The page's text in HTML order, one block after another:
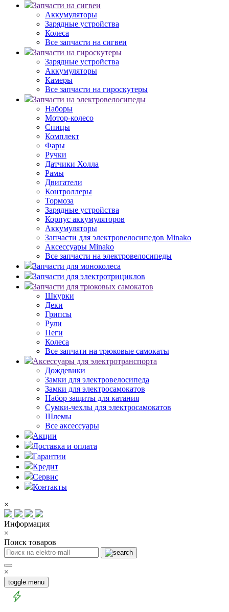
Запчасти на сигвеи
Аккумуляторы
Зарядные устройства
Колеса
Все запчасти на сигвеи
Запчасти на гироскутеры
Зарядные устройства
Аккумуляторы
Камеры
Все запчасти на гироскутеры
Запчасти на электровелосипеды
Наборы
Мотор-колесо
Спицы
Комплект
Фары
Ручки
Датчики Холла
Рамы
Двигатели
Контроллеры
Тормоза
Зарядные устройства
Корпус аккумуляторов
Аккумуляторы
Запчасти для электровелосипедов Minako
Аксессуары Minako
Все запчасти на электровелосипеды
Запчасти для моноколеса
Запчасти для электротрициклов
Запчасти для трюковых самокатов
Шкурки
Деки
Грипсы
Рули
Пеги
Колеса
Все запчати на трюковые самокаты
Аксессуары для электротранспорта
Дождевики
Замки для электровелосипеда
Замки для электросамокатов
Набор защиты для катания
Сумки-чехлы для электросамокатов
Шлемы
Все аксессуары
Акции
Доставка и оплата
Гарантии
Кредит
Сервис
Контакты
×
Информация
×
Поиск товаров
×
toggle menu